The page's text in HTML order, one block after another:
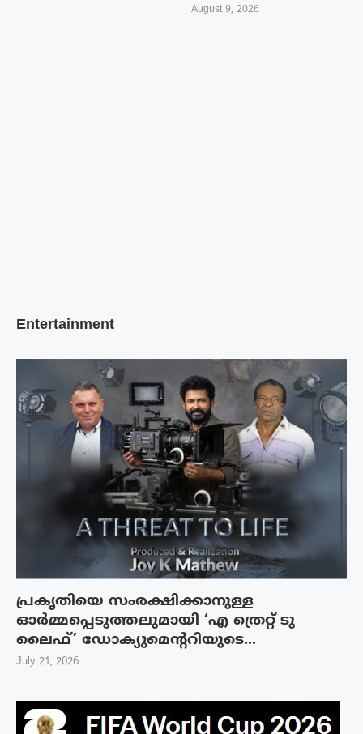
August 9, 2026
Entertainment
പ്രകൃതിയെ സംരക്ഷിക്കാനുള്ള
ഓർമ്മപ്പെടുത്തലുമായി ‘എ ത്രെറ്റ് ടു
ലൈഫ്’ ഡോക്യുമെന്ററിയുടെ...
July 21, 2026